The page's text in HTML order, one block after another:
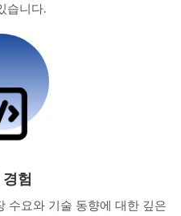
습니다.
험
수요와 기술 동향에 대한 깊은